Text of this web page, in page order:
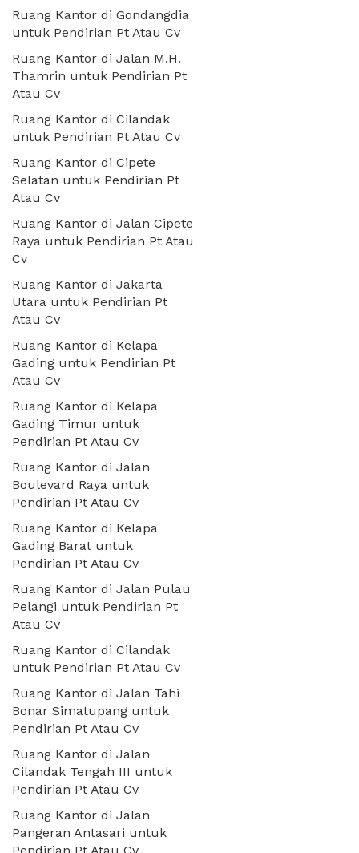
Ruang Kantor di Gondangdia
untuk Pendirian Pt Atau Cv
Ruang Kantor di Jalan M.H.
Thamrin untuk Pendirian Pt
Atau Cv
Ruang Kantor di Cilandak
untuk Pendirian Pt Atau Cv
Ruang Kantor di Cipete
Selatan untuk Pendirian Pt
Atau Cv
Ruang Kantor di Jalan Cipete
Raya untuk Pendirian Pt Atau
Cv
Ruang Kantor di Jakarta
Utara untuk Pendirian Pt
Atau Cv
Ruang Kantor di Kelapa
Gading untuk Pendirian Pt
Atau Cv
Ruang Kantor di Kelapa
Gading Timur untuk
Pendirian Pt Atau Cv
Ruang Kantor di Jalan
Boulevard Raya untuk
Pendirian Pt Atau Cv
Ruang Kantor di Kelapa
Gading Barat untuk
Pendirian Pt Atau Cv
Ruang Kantor di Jalan Pulau
Pelangi untuk Pendirian Pt
Atau Cv
Ruang Kantor di Cilandak
untuk Pendirian Pt Atau Cv
Ruang Kantor di Jalan Tahi
Bonar Simatupang untuk
Pendirian Pt Atau Cv
Ruang Kantor di Jalan
Cilandak Tengah III untuk
Pendirian Pt Atau Cv
Ruang Kantor di Jalan
Pangeran Antasari untuk